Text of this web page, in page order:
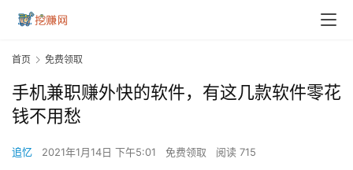
首页 免费领取
手机兼职赚外快的软件，有这几款软件零花
钱不用愁
追忆 2021年1月14日 下午5:01 免费领取 阅读 715